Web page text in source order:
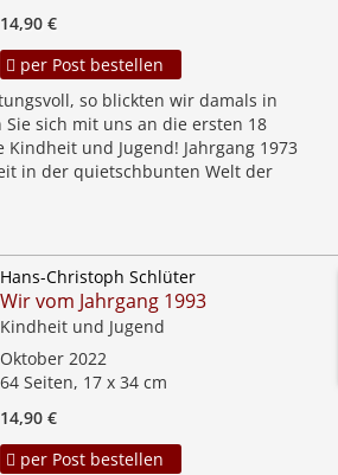
14,90 €
per Post bestellen
so blickten wir damals in
sich mit uns an die ersten 18
Kindheit und Jugend! Jahrgang 1973
in der quietschbunten Welt der
Hans-Christoph Schlüter
Wir vom Jahrgang 1993
Kindheit und Jugend
Oktober 2022
64 Seiten, 17 x 34 cm
14,90 €
per Post bestellen